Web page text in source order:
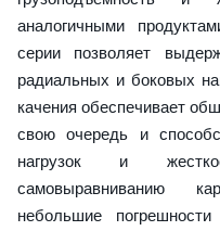
аналогичными
серии позволяет
радиальных и боковых
качения обеспечивает
свою очередь и
нагрузок и
самовыравниванию
небольшие